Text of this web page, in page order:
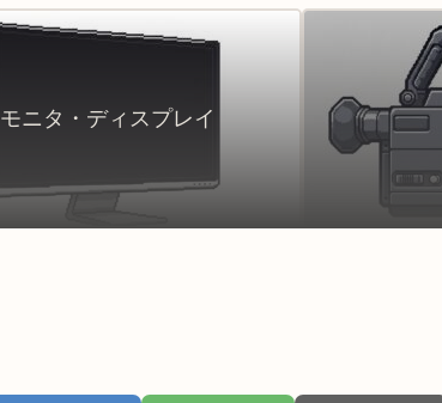
モニタ・ディスプレイ